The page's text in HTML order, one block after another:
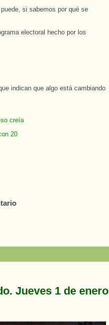
si sabemos por qué se
electoral hecho por los
creía
20
Jueves 1 de enero